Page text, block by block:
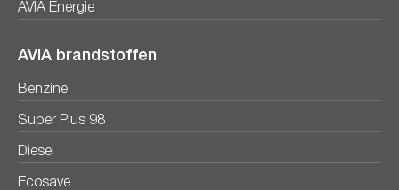
AVIA Energie
AVIA brandstoffen
Benzine
Super Plus 98
Diesel
Ecosave